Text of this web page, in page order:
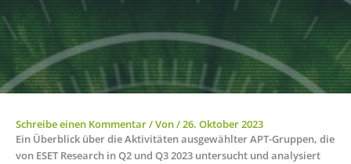
Schreibe einen Kommentar/ Von/26. Oktober 2023
Ein Überblick über die Aktivitäten ausgewählter APT-Gruppen, die
von ESET Research in Q2 und Q3 2023 untersucht und analysiert